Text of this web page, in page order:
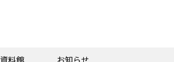
資料館 お知らせ